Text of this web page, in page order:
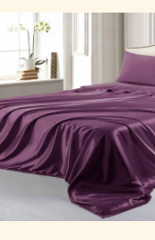
Μονόχρωμα
Λευκά Είδη
ΣετΣύνδεση